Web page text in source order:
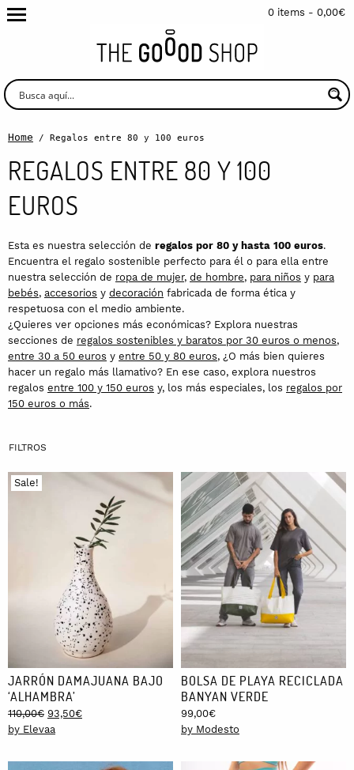
0 items - 0,00€
Home / Regalos entre 80 y 100 euros
REGALOS ENTRE 80 Y 100
EUROS
Esta es nuestra selección de regalos por 80 y hasta 100 euros.
Encuentra el regalo sostenible perfecto para él o para ella entre
nuestra selección de ropa de mujer, de hombre, para niños y para
bebés, accesorios y decoración fabricada de forma ética y
respetuosa con el medio ambiente.
¿Quieres ver opciones más económicas? Explora nuestras
secciones de regalos sostenibles y baratos por 30 euros o menos,
entre 30 a 50 euros y entre 50 y 80 euros, ¿O más bien quieres
hacer un regalo más llamativo? En ese caso, explora nuestros
regalos entre 100 y 150 euros y, los más especiales, los regalos por
150 euros o más.
Sale!
JARRÓN DAMAJUANA BAJO
‘ALHAMBRA’
110,00€ Original
price
110,00€.
93,50€Current
93,50€.
by Elevaa
BOLSA DE PLAYA RECICLADA
BANYAN VERDE
99,00€
by Modesto